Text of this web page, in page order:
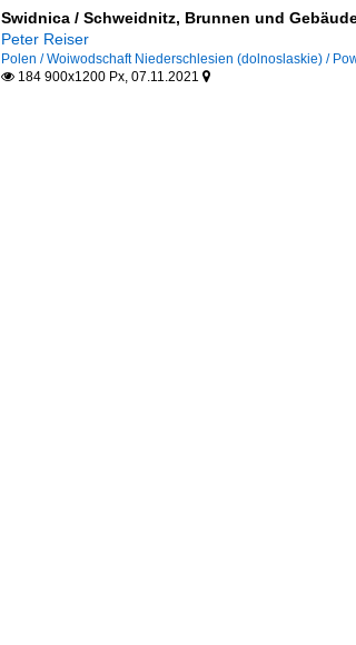
Swidnica / Schweidnitz, Brunnen und
Peter Reiser
Polen / Woiwodschaft Niederschlesien (dolnoslaskie) /
184 900x1200 Px, 07.11.2021 